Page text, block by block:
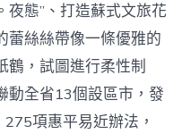
態”、打造蘇式文旅花
蕾絲絲帶像一條優雅的
鶴，試圖進行柔性制
動全省13個設區市，發
項惠平易近辦法，